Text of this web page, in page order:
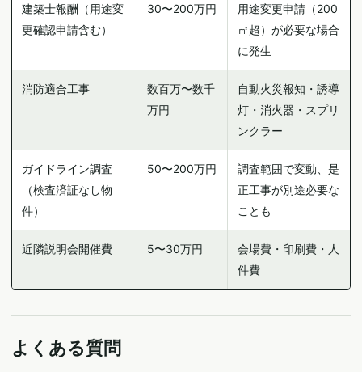
建築士報酬（用途変
更確認申請含む）
30〜200万円
用途変更申請（200
㎡超）が必要な場合
に発生
消防適合工事
数百万〜数千
万円
自動火災報知・誘導
灯・消火器・スプリ
ンクラー
ガイドライン調査
（検査済証なし物
件）
50〜200万円
調査範囲で変動、是
正工事が別途必要な
ことも
近隣説明会開催費 5〜30万円
会場費・印刷費・人
件費
よくある質問